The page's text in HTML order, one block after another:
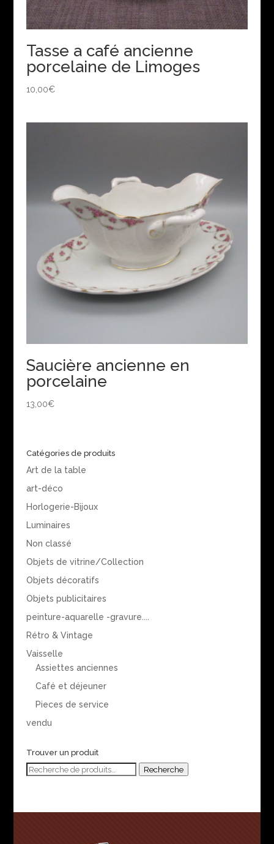
Tasse a café ancienne
porcelaine de Limoges
10,00€
Saucière ancienne en
porcelaine
13,00€
Catégories de produits
Art de la table
art-déco
Horlogerie-Bijoux
Luminaires
Non classé
Objets de vitrine/Collection
Objets décoratifs
Objets publicitaires
peinture-aquarelle -gravure....
Rétro & Vintage
Vaisselle
Assiettes anciennes
Café et déjeuner
Pieces de service
vendu
Trouver un produit
Recherche
Recherche